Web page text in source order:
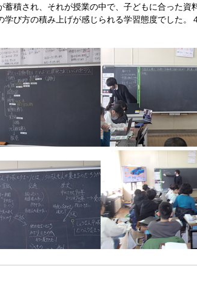
積され、それが授業の中で、子どもに合った
び方の積み上げが感じられる学習態度でした。